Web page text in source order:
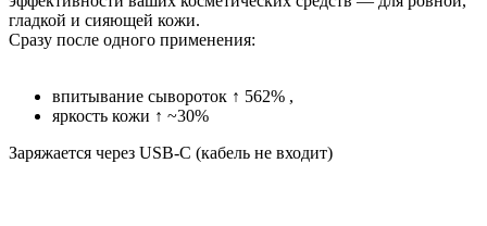
гладкой и сияющей кожи.
Сразу после одного применения:
впитывание сывороток ↑ 562% ,
яркость кожи ↑ ~30%
Заряжается через USB‑С (кабель не входит)